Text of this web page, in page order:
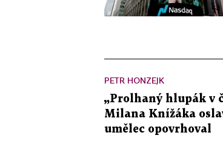
PETR HONZEJK
„Prolhaný hlupák v
Milana Knížáka
umělec opovrhoval